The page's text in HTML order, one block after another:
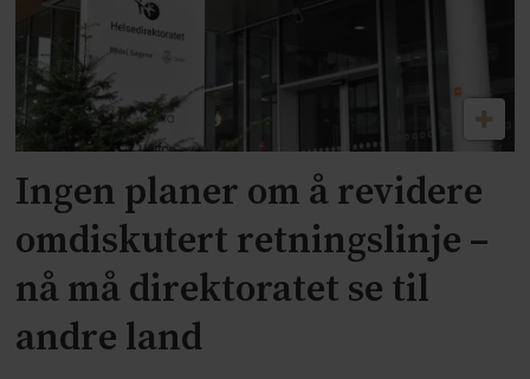
Ingen planer om å revidere
omdiskutert retningslinje –
nå må direktoratet se til
andre land